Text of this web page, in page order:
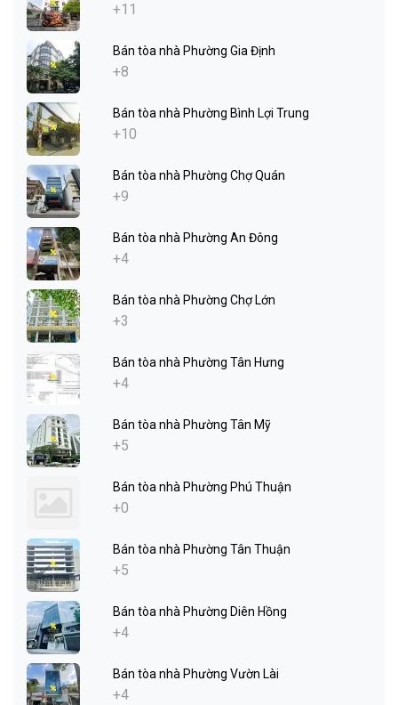
+11
Bán tòa nhà Phường Gia Định
+8
Bán tòa nhà Phường Bình Lợi Trung
+10
Bán tòa nhà Phường Chợ Quán
+9
Bán tòa nhà Phường An Đông
+4
Bán tòa nhà Phường Chợ Lớn
+3
Bán tòa nhà Phường Tân Hưng
+4
Bán tòa nhà Phường Tân Mỹ
+5
Bán tòa nhà Phường Phú Thuận
+0
Bán tòa nhà Phường Tân Thuận
+5
Bán tòa nhà Phường Diên Hồng
+4
Bán tòa nhà Phường Vườn Lài
+4